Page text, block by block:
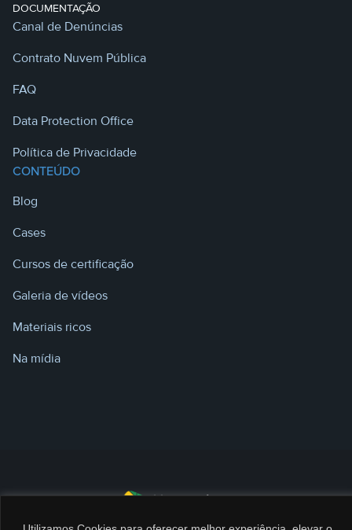
DOCUMENTAÇÃO
Canal de Denúncias
Contrato Nuvem Pública
FAQ
Data Protection Office
Política de Privacidade
CONTEÚDO
Blog
Cases
Cursos de certificação
Galeria de vídeos
Materiais ricos
Na mídia